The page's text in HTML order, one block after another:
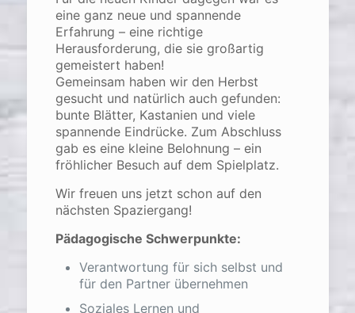
eine ganz neue und spannende
Erfahrung – eine richtige
Herausforderung, die sie großartig
gemeistert haben!
Gemeinsam haben wir den Herbst
gesucht und natürlich auch gefunden:
bunte Blätter, Kastanien und viele
spannende Eindrücke. Zum Abschluss
gab es eine kleine Belohnung – ein
fröhlicher Besuch auf dem Spielplatz.
Wir freuen uns jetzt schon auf den
nächsten Spaziergang!
Pädagogische Schwerpunkte:
Verantwortung für sich selbst und
für den Partner übernehmen
Soziales Lernen und